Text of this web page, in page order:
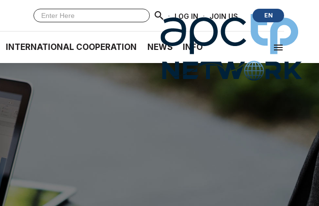
· LOG IN · JOIN US EN
INTERNATIONAL COOPERATION NEWS INFO